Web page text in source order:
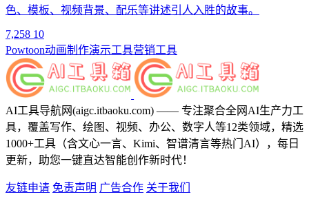
色、模板、视频背景、配乐等讲述引人入胜的故事。
7,258 10
Powtoon动画制作演示工具营销工具
AI工具导航网(aigc.itbaoku.com) —— 专注聚合全网AI生产力工
具，覆盖写作、绘图、视频、办公、数字人等12类领域，精选
1000+工具（含文心一言、Kimi、智谱清言等热门AI），每日
更新，助您一键直达智能创作新时代！
友链申请 免责声明 广告合作 关于我们